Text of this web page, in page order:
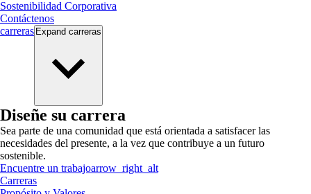
Sostenibilidad Corporativa
Contáctenos
carreras Expand carreras
Diseñe su carrera
Sea parte de una comunidad que está orientada a satisfacer las
necesidades del presente, a la vez que contribuye a un futuro
sostenible.
Encuentre un trabajoarrow_right_alt
Carreras